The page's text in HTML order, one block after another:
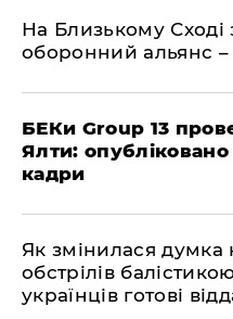
На Близькому Сході
оборонний альянс
БЕКи Group 13
Ялти:
кадри
Як змінилася думка
обстрілів
українців готові